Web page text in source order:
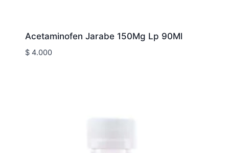
Acetaminofen Jarabe 150Mg Lp 90Ml
$4.000